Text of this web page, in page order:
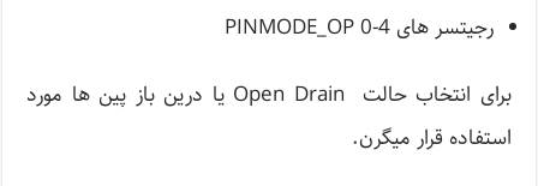
رجیتسر های PINMODE_OP 0-4
برای انتخاب حالت Open Drain یا درین باز پین ها مورد
استفاده قرار میگرن.